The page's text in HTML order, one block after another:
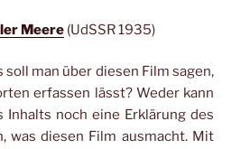
Meere (UdSSR 1935)
soll man über diesen Film sagen,
erfassen lässt? Weder kann
Inhalts noch eine Erklärung des
was diesen Film ausmacht. Mit